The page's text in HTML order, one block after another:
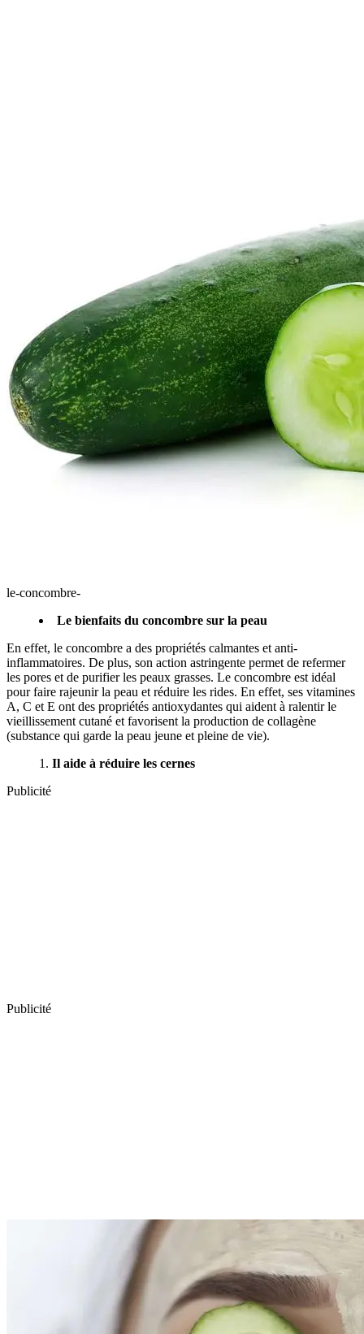
le-concombre-
Le bienfaits du concombre sur la peau
En effet, le concombre a des propriétés calmantes et anti-
inflammatoires. De plus, son action astringente permet de refermer
les pores et de purifier les peaux grasses. Le concombre est idéal
pour faire rajeunir la peau et réduire les rides. En effet, ses vitamines
A, C et E ont des propriétés antioxydantes qui aident à ralentir le
vieillissement cutané et favorisent la production de collagène
(substance qui garde la peau jeune et pleine de vie).
Il aide à réduire les cernes
Publicité
Publicité